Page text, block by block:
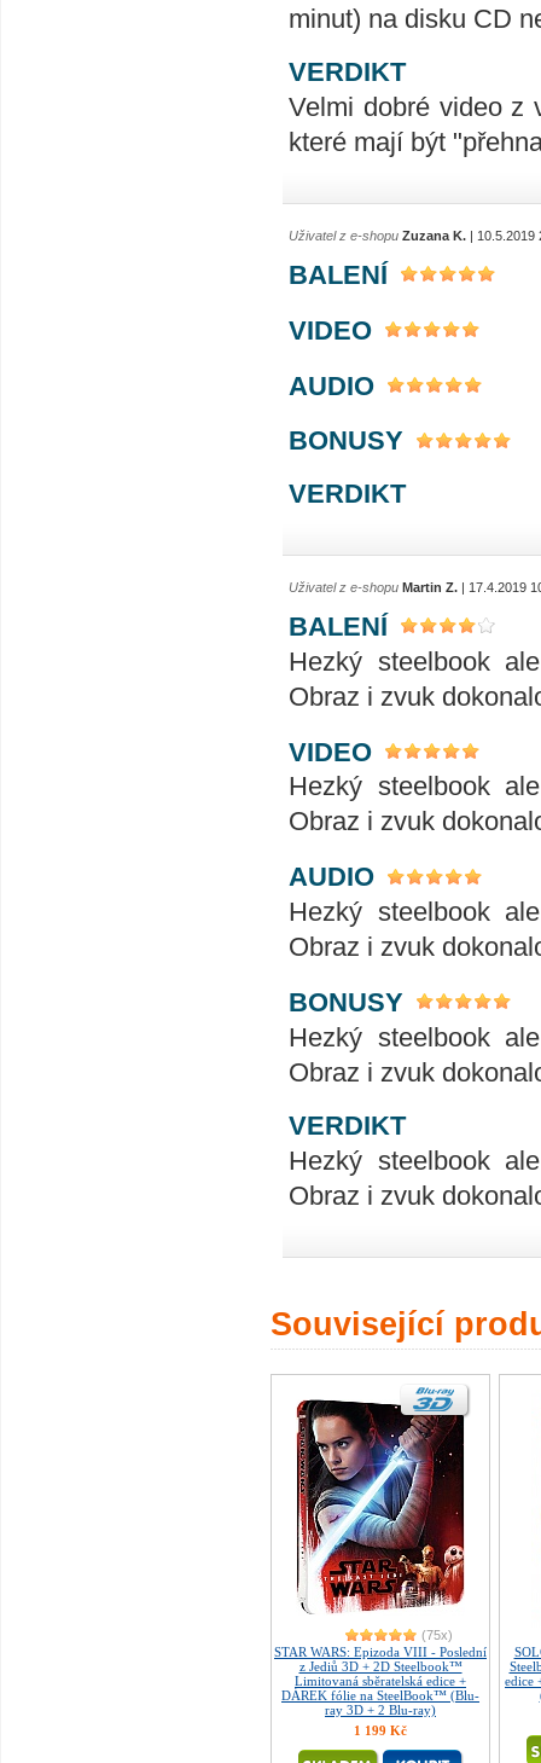
minut) na disku CD
VERDIKT
Velmi dobré video z
které mají být
Uživatel z e-shopu Zuzana K. | 10.5.2019
BALENÍ
VIDEO
AUDIO
BONUSY
VERDIKT
Uživatel z e-shopu Martin Z. | 17.4.2019
BALENÍ
Hezký steelbook
Obraz i zvuk
VIDEO
Hezký steelbook
Obraz i zvuk
AUDIO
Hezký steelbook
Obraz i zvuk
BONUSY
Hezký steelbook
Obraz i zvuk
VERDIKT
Hezký steelbook
Obraz i zvuk
Související
(75x)
STAR WARS: Epizoda VIII - Poslední
z Jediů 3D + 2D Steelbook™
Limitovaná sběratelská edice +
DÁREK fólie na SteelBook™ (Blu-
ray 3D + 2 Blu-ray)
1 199 Kč
edice